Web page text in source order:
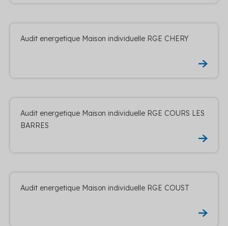
Audit energetique Maison individuelle RGE CHERY
Audit energetique Maison individuelle RGE COURS LES
BARRES
Audit energetique Maison individuelle RGE COUST